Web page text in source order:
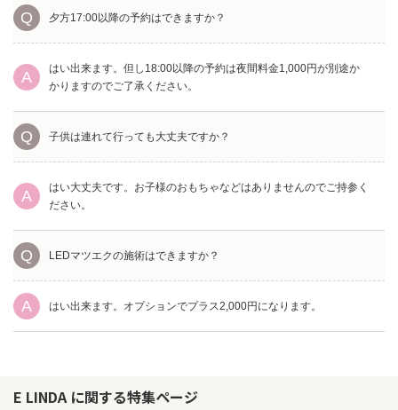
夕方17:00以降の予約はできますか？
はい出来ます。但し18:00以降の予約は夜間料金1,000円が別途か
かりますのでご了承ください。
子供は連れて行っても大丈夫ですか？
はい大丈夫です。お子様のおもちゃなどはありませんのでご持参く
ださい。
LEDマツエクの施術はできますか？
はい出来ます。オプションでプラス2,000円になります。
E LINDA に関する特集ページ